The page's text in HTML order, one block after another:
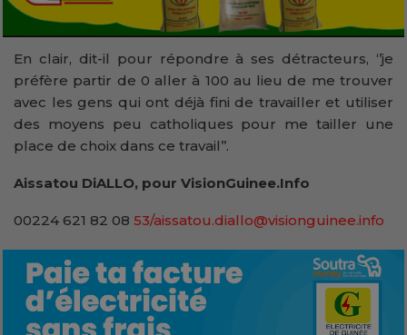
En clair, dit-il pour répondre à ses détracteurs, ‘’je
préfère partir de 0 aller à 100 au lieu de me trouver
avec les gens qui ont déjà fini de travailler et utiliser
des moyens peu catholiques pour me tailler une
place de choix dans ce travail’’.
Aissatou DiALLO, pour VisionGuinee.Info
00224 621 82 08 53/aissatou.diallo@visionguinee.info